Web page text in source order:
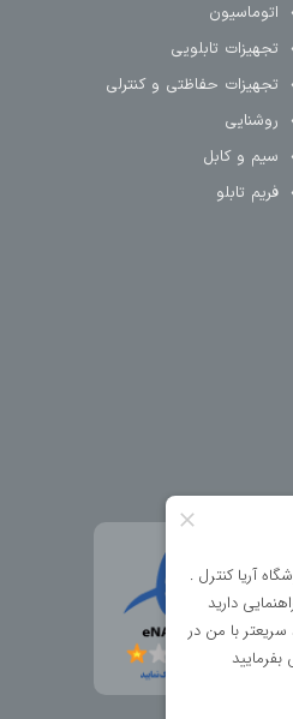
اتوماسیون
تجهیزات تابلویی
تجهیزات حفاظتی و کنترلی
روشنایی
سیم و کابل
فریم تابلو